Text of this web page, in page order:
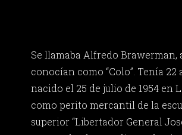
Se llamaba Alfredo Brawerman,
conocían como “Colo”. Tenía 22
nacido el 25 de julio de 1954 en
como perito mercantil de la
superior “Libertador General